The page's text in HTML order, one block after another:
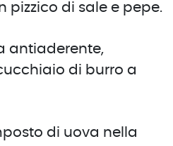
pizzico di sale e pepe.
antiaderente,
di burro a
di uova nella